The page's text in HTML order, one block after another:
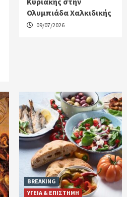
Ολυμπιάδα Χαλκιδικής
09/07/2026
BREAKING
ΥΓΕΙΑ & ΕΠΙΣΤΗΜΗ